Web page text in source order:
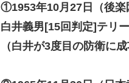
①1953年10月27日（後
白井義男[15回判定]テリ
（白井が3度目の防衛に成